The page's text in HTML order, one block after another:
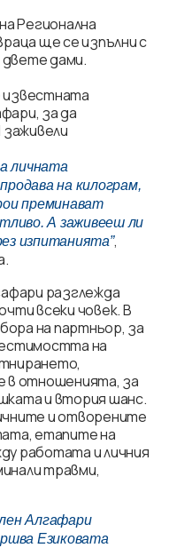
Регионална
ще се изпълни с
дами.
известната
за да
заживели
личната
на килограм,
преминават
А заживееш ли
изпитанията”,
разглежда
всеки човек. В
на партньор, за
на
в отношенията, за
и втория шанс.
и отворените
етапите на
работата и личния
травми,
Алгафари
Езиковата